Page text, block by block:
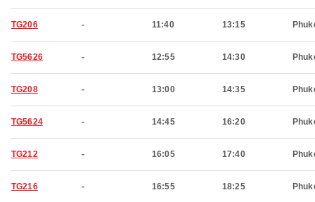
TG206 - 11:40 13:15
TG5626 - 12:55 14:30
TG208 - 13:00 14:35
TG5624 - 14:45 16:20
TG212 - 16:05 17:40
TG216 - 16:55 18:25